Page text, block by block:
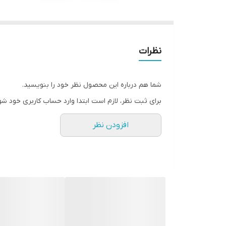
نظرات
شما هم درباره این محصول نظر خود را بنویسید.
برای ثبت نظر، لازم است ابتدا وارد حساب کاربری خود
افزودن نظر